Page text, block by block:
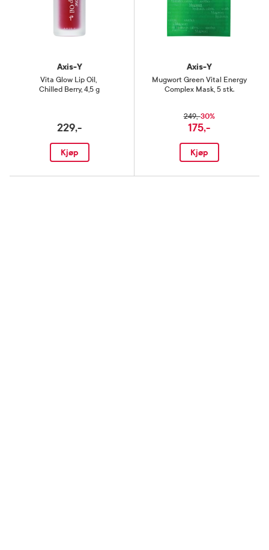
Axis-Y
Vita Glow Lip Oil ,
Chilled Berry, 4,5 g
229,-
Kjøp
Axis-Y
Mugwort Green Vital Energy
Complex Mask, 5 stk.
249,-30%
175,-
Kjøp